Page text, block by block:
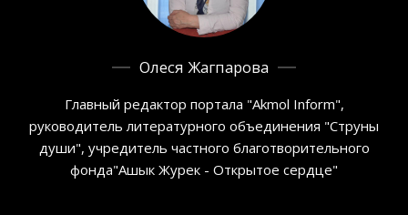
Олеся Жагпарова
Главный редактор портала "Akmol Inform",
руководитель литературного объединения "Струны
души", учредитель частного благотворительного
фонда"Ашык Журек - Открытое сердце"